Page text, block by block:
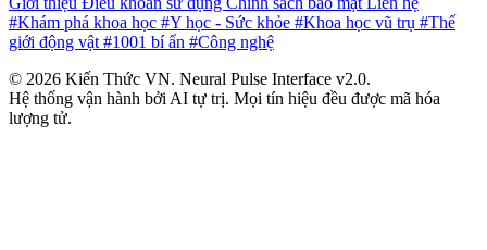
#Khám phá khoa học #Y học - Sức khỏe #Khoa học vũ trụ #Thế
giới động vật #1001 bí ẩn #Công nghệ
© 2026 Kiến Thức VN. Neural Pulse Interface v2.0.
Hệ thống vận hành bởi AI tự trị. Mọi tín hiệu đều được mã hóa
lượng tử.